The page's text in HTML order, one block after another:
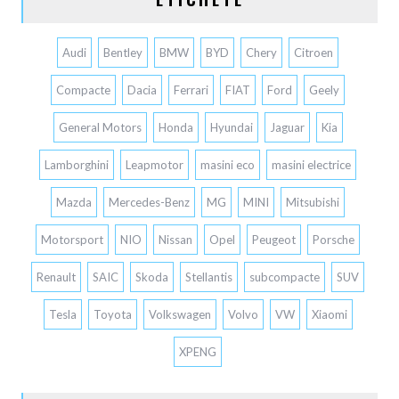
Audi Bentley BMW BYD Chery Citroen
Compacte Dacia Ferrari FIAT Ford Geely
General Motors Honda Hyundai Jaguar Kia
Lamborghini Leapmotor masini eco masini electrice
Mazda Mercedes-Benz MG MINI Mitsubishi
Motorsport NIO Nissan Opel Peugeot Porsche
Renault SAIC Skoda Stellantis subcompacte SUV
Tesla Toyota Volkswagen Volvo VW Xiaomi
XPENG